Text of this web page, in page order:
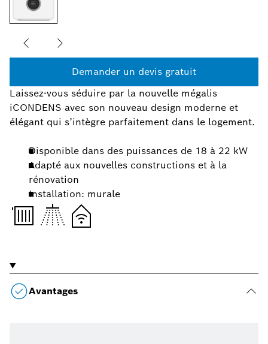
Demander un devis gratuit
Laissez-vous séduire par la nouvelle mégalis
iCONDENS avec son nouveau design moderne et
élégant qui s’intègre parfaitement dans le logement.
Disponible dans des puissances de 18 à 22 kW
Adapté aux nouvelles constructions et à la
rénovation
Installation: murale
Avantages